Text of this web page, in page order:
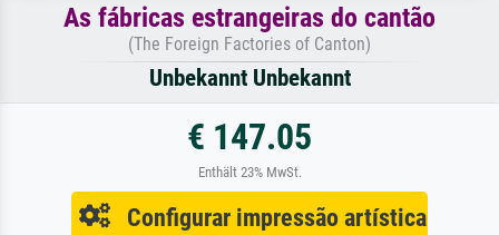
As fábricas estrangeiras do cantão
(The Foreign Factories of Canton)
Unbekannt Unbekannt
€ 147.05
Enthält 23% MwSt.
Configurar impressão artística